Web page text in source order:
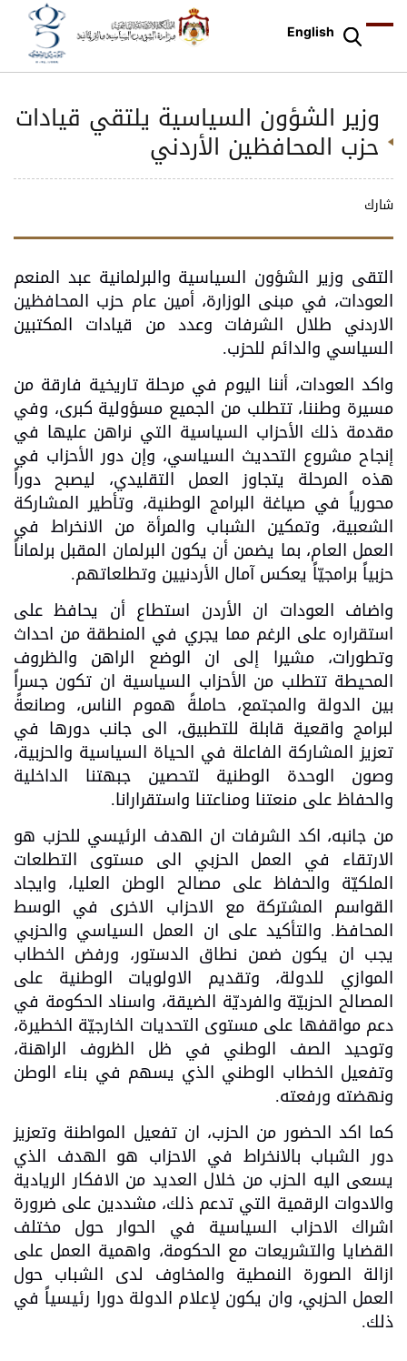
English
وزير الشؤون السياسية يلتقي قيادات
حزب المحافظين الأردني
شارك
التقى وزير الشؤون السياسية والبرلمانية عبد المنعم
العودات، في مبنى الوزارة، أمين عام حزب المحافظين
الاردني طلال الشرفات وعدد من قيادات المكتبين
السياسي والدائم للحزب.
واكد العودات، أننا اليوم في مرحلة تاريخية فارقة من
مسيرة وطننا، تتطلب من الجميع مسؤولية كبرى، وفي
مقدمة ذلك الأحزاب السياسية التي نراهن عليها في
إنجاح مشروع التحديث السياسي، وإن دور الأحزاب في
هذه المرحلة يتجاوز العمل التقليدي، ليصبح دوراً
محورياً في صياغة البرامج الوطنية، وتأطير المشاركة
الشعبية، وتمكين الشباب والمرأة من الانخراط في
العمل العام، بما يضمن أن يكون البرلمان المقبل برلماناً
حزبياً برامجيّاً يعكس آمال الأردنيين وتطلعاتهم.
واضاف العودات ان الأردن استطاع أن يحافظ على
استقراره على الرغم مما يجري في المنطقة من احداث
وتطورات، مشيرا إلى ان الوضع الراهن والظروف
المحيطة تتطلب من الأحزاب السياسية ان تكون جسراً
بين الدولة والمجتمع، حاملةً هموم الناس، وصانعةً
لبرامج واقعية قابلة للتطبيق، الى جانب دورها في
تعزيز المشاركة الفاعلة في الحياة السياسية والحزبية،
وصون الوحدة الوطنية لتحصين جبهتنا الداخلية
والحفاظ على منعتنا ومناعتنا واستقرارانا.
من جانبه، اكد الشرفات ان الهدف الرئيسي للحزب هو
الارتقاء في العمل الحزبي الى مستوى التطلعات
الملكيّة والحفاظ على مصالح الوطن العليا، وايجاد
القواسم المشتركة مع الاحزاب الاخرى في الوسط
المحافظ. والتأكيد على ان العمل السياسي والحزبي
يجب ان يكون ضمن نطاق الدستور، ورفض الخطاب
الموازي للدولة، وتقديم الاولويات الوطنية على
المصالح الحزبيّة والفرديّة الضيقة، واسناد الحكومة في
دعم مواقفها على مستوى التحديات الخارجيّة الخطيرة،
وتوحيد الصف الوطني في ظل الظروف الراهنة،
وتفعيل الخطاب الوطني الذي يسهم في بناء الوطن
ونهضته ورفعته.
كما اكد الحضور من الحزب، ان تفعيل المواطنة وتعزيز
دور الشباب بالانخراط في الاحزاب هو الهدف الذي
يسعى اليه الحزب من خلال العديد من الافكار الريادية
والادوات الرقمية التي تدعم ذلك، مشددين على ضرورة
اشراك الاحزاب السياسية في الحوار حول مختلف
القضايا والتشريعات مع الحكومة، واهمية العمل على
ازالة الصورة النمطية والمخاوف لدى الشباب حول
العمل الحزبي، وان يكون لإعلام الدولة دورا رئيسياً في
ذلك.